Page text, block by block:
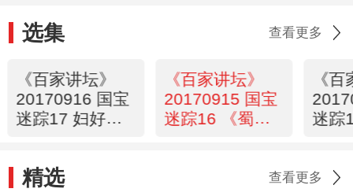
选集 查看更多
《百家讲坛》
20170916 国宝
迷踪17 妇好鸮
《百家讲坛》
20170915 国宝
迷踪16 《蜀素
《
迷踪
精选 查看更多